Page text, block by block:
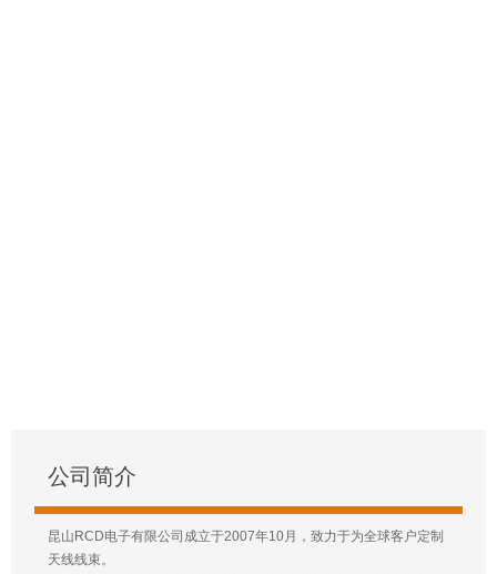
公司简介
昆山RCD电子有限公司成立于2007年10月，致力于为全球客户定制
天线线束。